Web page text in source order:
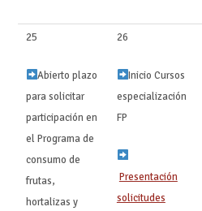
25
Abierto plazo
para solicitar
participación en
el Programa de
consumo de
frutas,
hortalizas y
26
Inicio Cursos
especialización
FP
Presentación
solicitudes